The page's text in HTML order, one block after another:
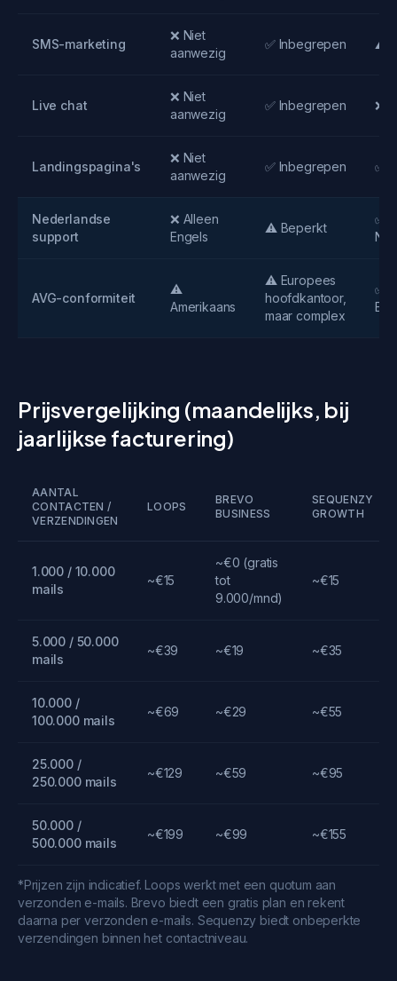
SMS-marketing
❌ Niet
aanwezig
✅ Inbegrepen ⚠️
Live chat
❌ Niet
aanwezig
✅ Inbegrepen ❌
Landingspagina's
❌ Niet
aanwezig
✅ Inbegrepen ✅
Nederlandse
support
❌ Alleen
Engels
⚠️ Beperkt
✅
AVG-conformiteit
⚠️
Amerikaans
⚠️ Europees
hoofdkantoor,
maar complex
✅
Prijsvergelijking (maandelijks, bij
jaarlijkse facturering)
AANTAL
CONTACTEN /
VERZENDINGEN
LOOPS
BREVO
BUSINESS
SEQUENZY
GROWTH
1.000 / 10.000
mails
~€15
~€0 (gratis
tot
9.000/mnd)
~€15
5.000 / 50.000
mails
~€39 ~€19 ~€35
10.000 /
100.000 mails
~€69 ~€29 ~€55
25.000 /
250.000 mails
~€129 ~€59 ~€95
50.000 /
500.000 mails
~€199 ~€99 ~€155
*Prijzen zijn indicatief. Loops werkt met een quotum aan
verzonden e-mails. Brevo biedt een gratis plan en rekent
daarna per verzonden e-mails. Sequenzy biedt onbeperkte
verzendingen binnen het contactniveau.